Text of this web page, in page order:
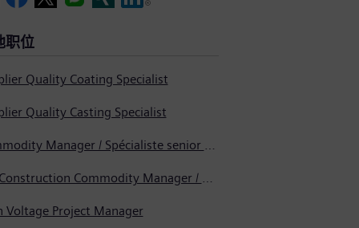
职位
Quality Coating Specialist
Quality Casting Specialist
Commodity Manager / Spécialiste senior en approvisionnement
Pre-Construction Commodity Manager / Gestionnaire de produits avant la construction
Voltage Project Manager